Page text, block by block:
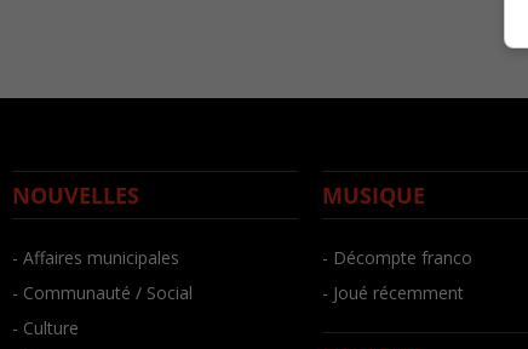
NOUVELLES
- Affaires municipales
- Communauté / Social
- Culture
MUSIQUE
- Décompte franco
- Joué récemment